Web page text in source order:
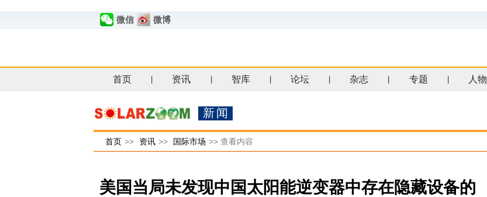
微信 微博
首页 资讯 智库 论坛 杂志 专题 人物
新闻
首页 >> 资讯 >> 国际市场 >> 查看内容
美国当局未发现中国太阳能逆变器中存在隐藏设备的